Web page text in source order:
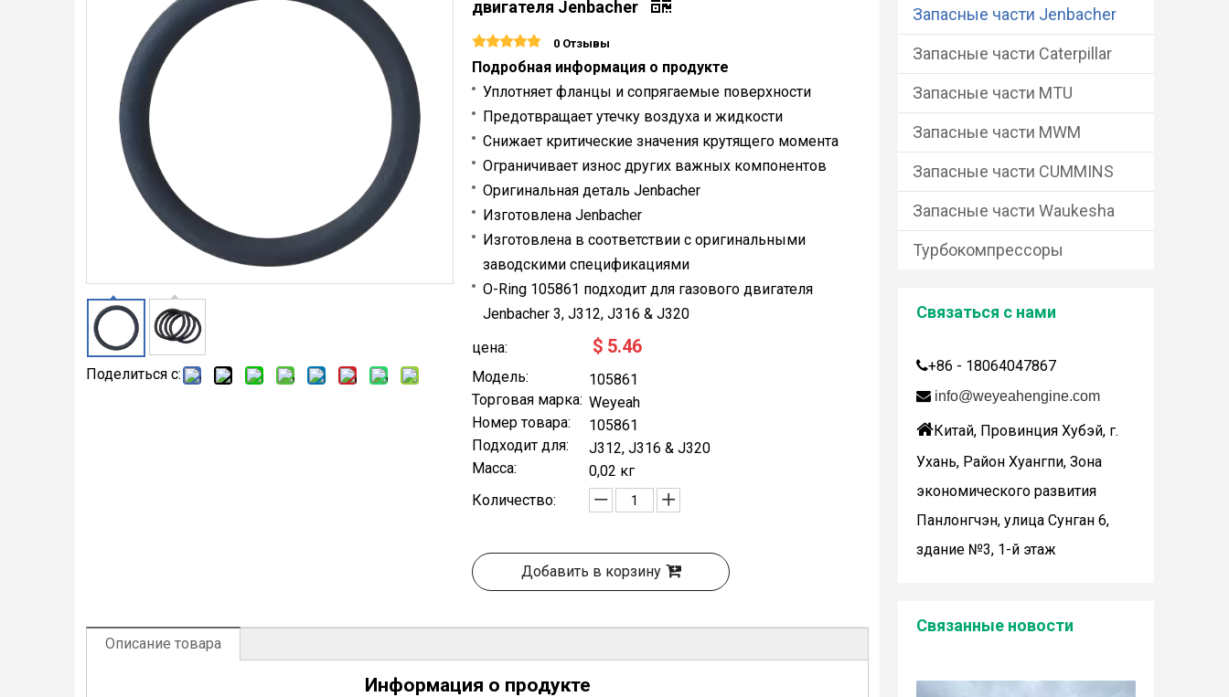
Поделиться с:
двигателя Jenbacher
0 Отзывы
Подробная информация о продукте
Уплотняет фланцы и сопрягаемые поверхности
Предотвращает утечку воздуха и жидкости
Снижает критические значения крутящего момента
Ограничивает износ других важных компонентов
Оригинальная деталь Jenbacher
Изготовлена Jenbacher
Изготовлена в соответствии с оригинальными
заводскими спецификациями
O-Ring 105861 подходит для газового двигателя
Jenbacher 3, J312, J316 & J320
цена:
$ 5.46
Модель:
105861
Торговая марка: Weyeah
Номер товара:
105861
Подходит для:
J312, J316 & J320
Масса:
0,02 кг
Количество:
Добавить в корзину
Описание товара
Информация о продукте
Запасные части Jenbacher
Запасные части Caterpillar
Запасные части MTU
Запасные части MWM
Запасные части CUMMINS
Запасные части Waukesha
Турбокомпрессоры
Связаться с нами
+86 - 18064047867
 info@weyeahengine.com
Китай, Провинция Хубэй, г.
Ухань, Район Хуангпи, Зона
экономического развития
Панлонгчэн, улица Сунган 6,
здание №3, 1-й этаж
Связанные новости
Дженбахер забрал 200673
Wuhan Weyeah сообщает о поступлении